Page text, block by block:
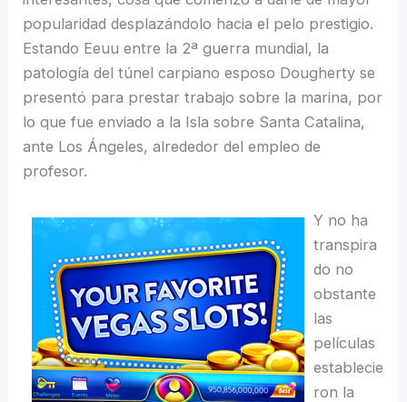
popularidad desplazándolo hacia el pelo prestigio.
Estando Eeuu entre la 2ª guerra mundial, la
patologí­a del túnel carpiano esposo Dougherty se
presentó para prestar trabajo sobre la marina, por
lo que fue enviado a la Isla sobre Santa Catalina,
ante Los Ángeles, alrededor del empleo de
profesor.
Y no ha
transpira
do no
obstante
las
películas
establecie
ron la